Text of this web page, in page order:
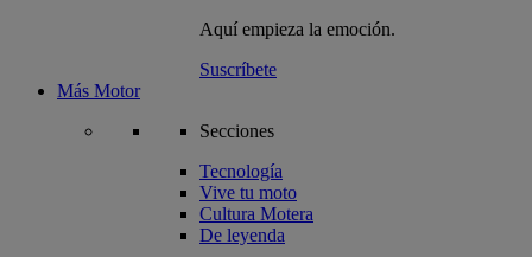
Aquí empieza la emoción.
Suscríbete
Más Motor
Secciones
Tecnología
Vive tu moto
Cultura Motera
De leyenda